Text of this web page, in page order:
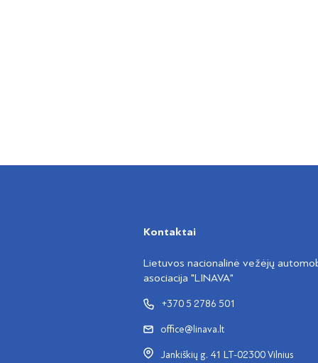
Kontaktai
Lietuvos nacionalinė vežėjų
asociacija "LINAVA"
+370 5 2786 501
office@linava.lt
Jankiškių g. 41 LT-02300 Vilnius